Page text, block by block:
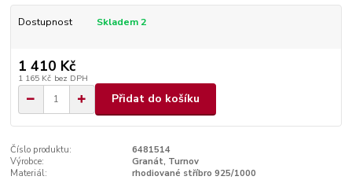
Dostupnost Skladem 2
1 410 Kč
1 165 Kč bez DPH
Přidat do košíku
Číslo produktu:
6481514
Výrobce:
Granát, Turnov
Materiál:
rhodiované stříbro 925/1000